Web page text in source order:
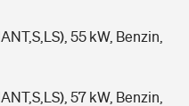
55 kW, Benzin,
57 kW, Benzin,